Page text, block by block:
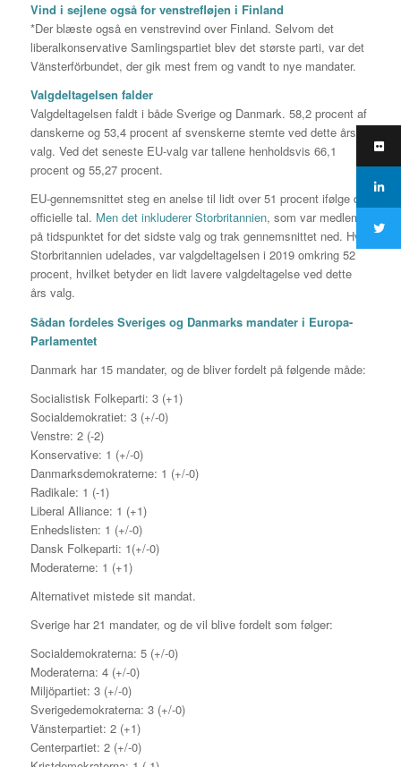
Vind i sejlene også for venstrefløjen i Finland
*Der blæste også en venstrevind over Finland. Selvom det
liberalkonservative Samlingspartiet blev det største parti, var det
Vänsterförbundet, der gik mest frem og vandt to nye mandater.
Valgdeltagelsen falder
Valgdeltagelsen faldt i både Sverige og Danmark. 58,2 procent af
danskerne og 53,4 procent af svenskerne stemte ved dette års
valg. Ved det seneste EU-valg var tallene henholdsvis 66,1
procent og 55,27 procent.
EU-gennemsnittet steg en anelse til lidt over 51 procent ifølge de
officielle tal. Men det inkluderer Storbritannien, som var medlem
på tidspunktet for det sidste valg og trak gennemsnittet ned. Hvis
Storbritannien udelades, var valgdeltagelsen i 2019 omkring 52
procent, hvilket betyder en lidt lavere valgdeltagelse ved dette
års valg.
Sådan fordeles Sveriges og Danmarks mandater i Europa-
Parlamentet
Danmark har 15 mandater, og de bliver fordelt på følgende måde:
Socialistisk Folkeparti: 3 (+1)
Socialdemokratiet: 3 (+/-0)
Venstre: 2 (-2)
Konservative: 1 (+/-0)
Danmarksdemokraterne: 1 (+/-0)
Radikale: 1 (-1)
Liberal Alliance: 1 (+1)
Enhedslisten: 1 (+/-0)
Dansk Folkeparti: 1(+/-0)
Moderaterne: 1 (+1)
Alternativet mistede sit mandat.
Sverige har 21 mandater, og de vil blive fordelt som følger:
Socialdemokraterna: 5 (+/-0)
Moderaterna: 4 (+/-0)
Miljöpartiet: 3 (+/-0)
Sverigedemokraterna: 3 (+/-0)
Vänsterpartiet: 2 (+1)
Centerpartiet: 2 (+/-0)